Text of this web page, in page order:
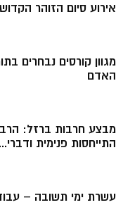
אירוע סיום הזוהר
מגוון קורסים נבחרים
האדם
מבצע חרבות ברזל:
התייחסות פנימית ודברי...
עשרת ימי תשובה –